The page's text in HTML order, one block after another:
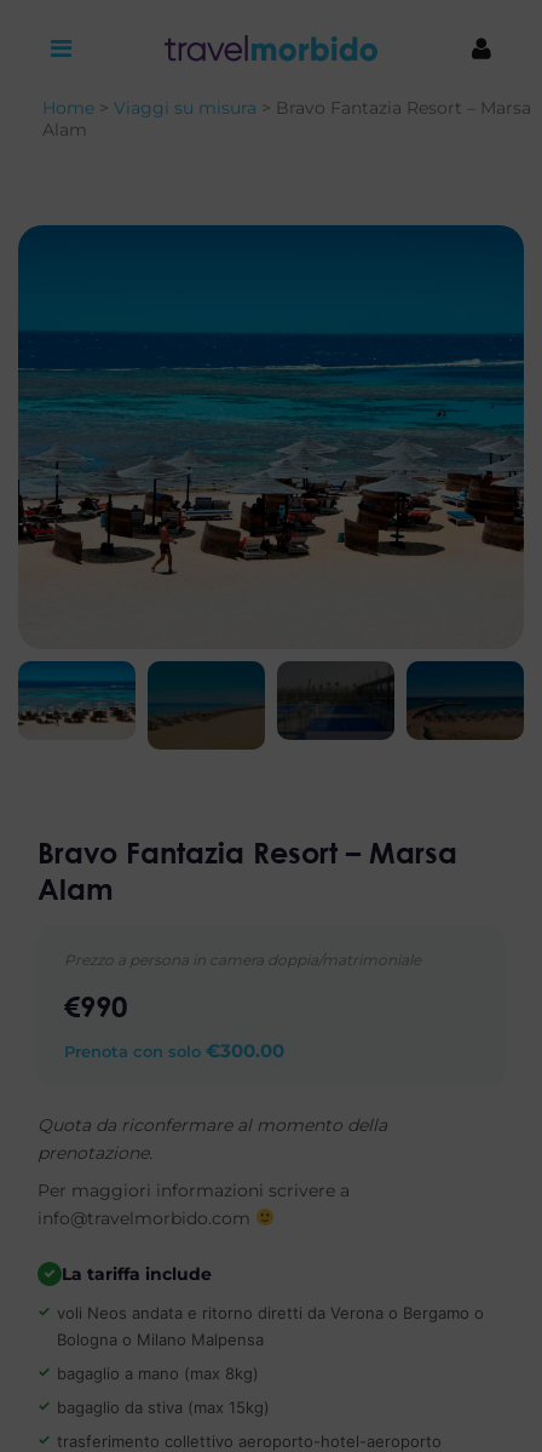
Home > Viaggi su misura > Bravo Fantazia Resort – Marsa
Alam
Bravo Fantazia Resort – Marsa
Alam
Prezzo a persona in camera doppia/matrimoniale
€990
Prenota con solo €300.00
Quota da riconfermare al momento della
prenotazione.
Per maggiori informazioni scrivere a
info@travelmorbido.com
La tariffa include
voli Neos andata e ritorno diretti da Verona o Bergamo o
Bologna o Milano Malpensa
bagaglio a mano (max 8kg)
bagaglio da stiva (max 15kg)
trasferimento collettivo aeroporto-hotel-aeroporto
Numero di Telefono*
Prenota una chiamata
Invia
Numero di telefono
Dove vorresti andare?*
Prenota una chiamata
Inserisci una data e ci metteremo in contatto
Invia